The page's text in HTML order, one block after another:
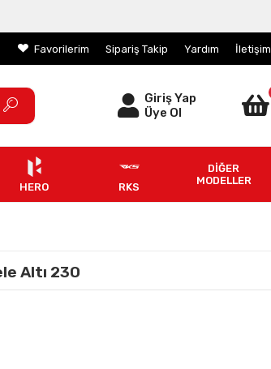
Favorilerim Sipariş Takip Yardım İletişim
Giriş Yap
Üye Ol
HERO RKS
DİĞER
MODELLER
Altı 230